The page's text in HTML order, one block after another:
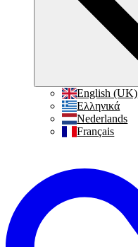
English (UK)
Ελληνικά
Nederlands
Français